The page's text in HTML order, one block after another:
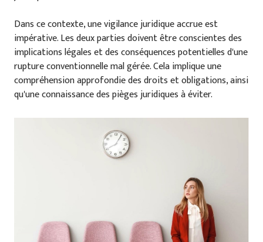
Dans ce contexte, une vigilance juridique accrue est
impérative. Les deux parties doivent être conscientes des
implications légales et des conséquences potentielles d'une
rupture conventionnelle mal gérée. Cela implique une
compréhension approfondie des droits et obligations, ainsi
qu'une connaissance des pièges juridiques à éviter.